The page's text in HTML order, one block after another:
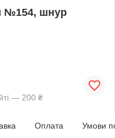
№154, шнур
— 200 ₴
Оплата Умови